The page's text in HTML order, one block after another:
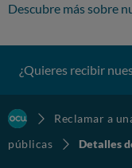
Descubre más sobre
¿Quieres recibir
Reclamar a
públicas
Detalles